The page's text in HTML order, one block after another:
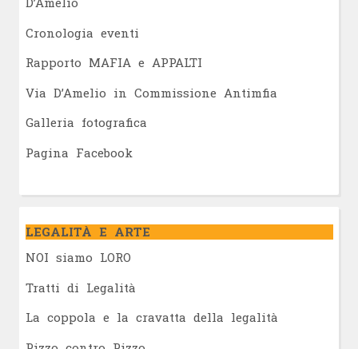
Cronologia eventi
Rapporto MAFIA e APPALTI
Via D’Amelio in Commissione Antimfia
Galleria fotografica
Pagina Facebook
LEGALITÀ E ARTE
NOI siamo LORO
Tratti di Legalità
La coppola e la cravatta della legalità